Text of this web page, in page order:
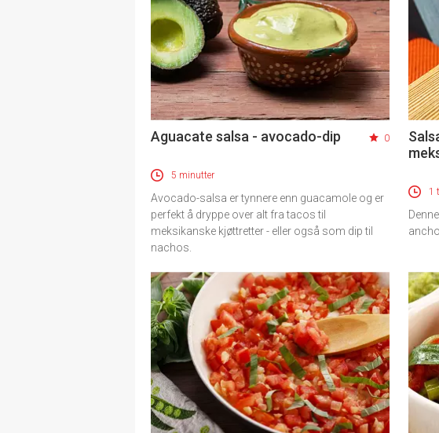
Aguacate salsa - avocado-dip 0
5 minutter
Avocado-salsa er tynnere enn guacamole og er
perfekt å dryppe over alt fra tacos til
meksikanske kjøttretter - eller også som dip til
nachos.
1